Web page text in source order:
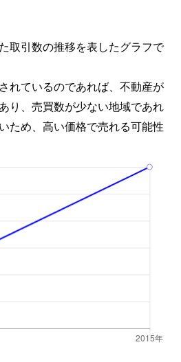
取引数の推移を表したグラフで
れているのであれば、不動産が
り、売買数が少ない地域であれ
ため、高い価格で売れる可能性